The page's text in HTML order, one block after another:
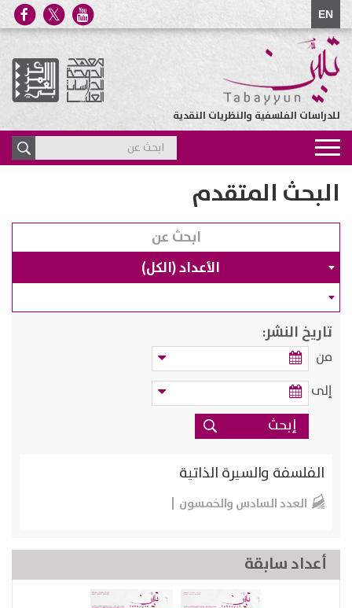
EN
للدراسات الفلسفية والنظريات النقدية
Toggle
navigation
البحث المتقدم
الأعداد (الكل)
تاريخ النشر:
من
إلى
الفلسفة والسيرة الذاتية
العدد السادس والخمسون
أعداد سابقة